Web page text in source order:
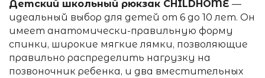
Детский школьный рюкзак CHILDHOME —
идеальный выбор для детей от 6 до 10 лет. Он
имеет анатомически-правильную форму
спинки, широкие мягкие лямки, позволяющие
правильно распределить нагрузку на
позвоночник ребенка, и два вместительных